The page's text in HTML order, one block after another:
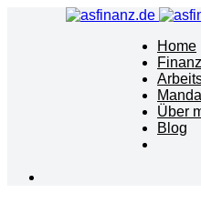
Home
Über
Blog